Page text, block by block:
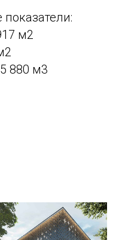
:
м2
880 м3